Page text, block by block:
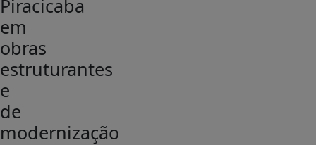
Piracicaba
em
obras
estruturantes
e
de
modernização